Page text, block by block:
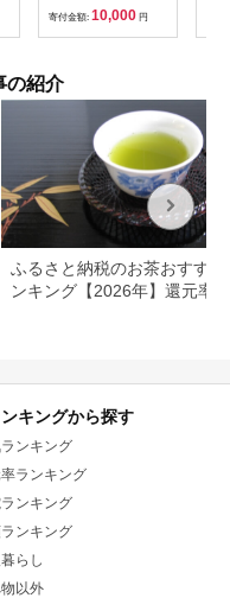
茶葉 日本茶 緑茶 詰め
合わせ 霧島茶
寄付金額: 10,000 円
の紹介
ふるさと納税のお茶おすすめ
ンキング【2026年】還元率
キングから探す
ランキング
ランキング
ンキング
ンキング
らし
以外